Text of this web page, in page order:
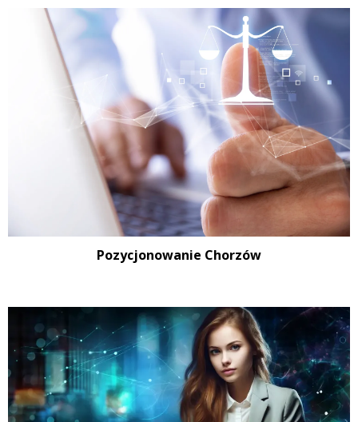
Pozycjonowanie Chorzów